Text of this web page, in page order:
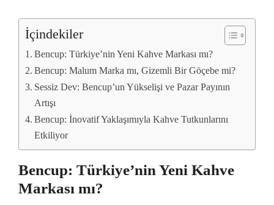
İçindekiler
Bencup: Türkiye’nin Yeni Kahve Markası mı?
Bencup: Malum Marka mı, Gizemli Bir Göçebe mi?
Sessiz Dev: Bencup’un Yükselişi ve Pazar Payının
Artışı
Bencup: İnovatif Yaklaşımıyla Kahve Tutkunlarını
Etkiliyor
Bencup: Türkiye’nin Yeni Kahve
Markası mı?